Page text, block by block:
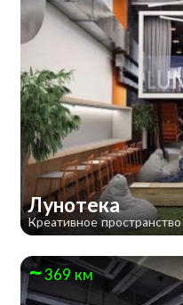
Лунотека
Креативное пространство
369 км